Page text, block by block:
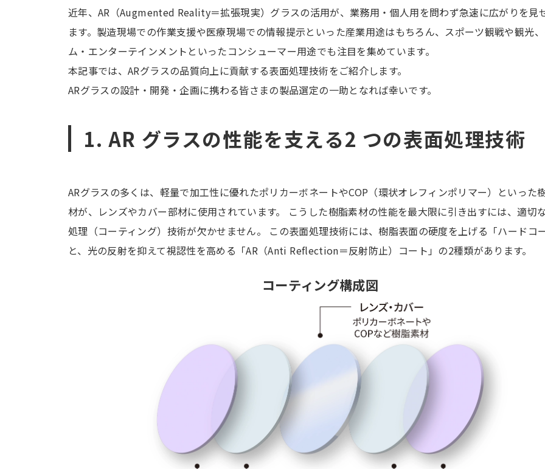
近年、AR （Augmented Reality＝拡張現実）グラスの活用が、業務用・個人用を問わず急速に広がりを見
ます。製造現場での作業支援や医療現場での情報提示といった産業用途はもちろん、スポーツ観戦や観光
ム・エンターテインメントといったコンシューマー用途でも注目を集めています。
本記事では、ARグラスの品質向上に貢献する表面処理技術をご紹介します。
ARグラスの設計・開発・企画に携わる皆さまの製品選定の一助となれば幸いです。
1. AR グラスの性能を支える2 つの表面処理技術
ARグラスの多くは、軽量で加工性に優れたポリカーボネートやCOP（環状オレフィンポリマー）といった
材が、レンズやカバー部材に使用されています。 こうした樹脂素材の性能を最大限に引き出すには、適切
処理（コーティング）技術が欠かせません。 この表面処理技術には、樹脂表面の硬度を上げる「ハードコ
と、光の反射を抑えて視認性を高める「AR （Anti Reflection＝反射防止）コート 」の2種類があります。
コーティング構成図